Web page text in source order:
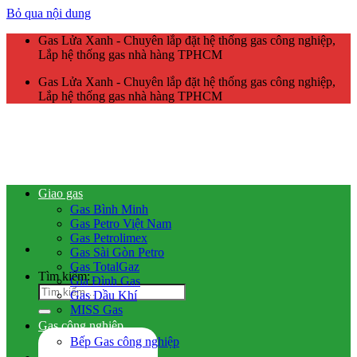
Bỏ qua nội dung
Gas Lửa Xanh - Chuyên lắp đặt hệ thống gas công nghiệp,
Lắp hệ thống gas nhà hàng TPHCM
Gas Lửa Xanh - Chuyên lắp đặt hệ thống gas công nghiệp,
Lắp hệ thống gas nhà hàng TPHCM
Tìm kiếm:
Giao gas
Gas Bình Minh
Gas Petro Việt Nam
Gas Petrolimex
Gas Sài Gòn Petro
Gas TotalGaz
Gia Đình Gas
Gas Dầu Khí
MISS Gas
Gas công nghiệp
Bếp Gas công nghiệp